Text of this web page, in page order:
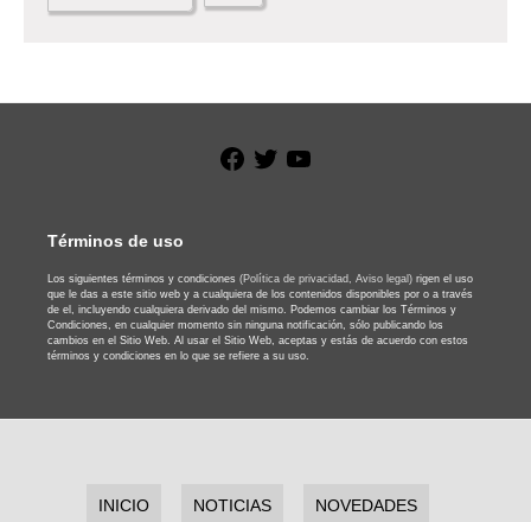
Facebook
Twitter
Términos de uso
Los siguientes términos y condiciones (Política de privacidad, Aviso legal) rigen el uso
que le das a este sitio web y a cualquiera de los contenidos disponibles por o a través
de el, incluyendo cualquiera derivado del mismo. Podemos cambiar los Términos y
Condiciones, en cualquier momento sin ninguna notificación, sólo publicando los
cambios en el Sitio Web. Al usar el Sitio Web, aceptas y estás de acuerdo con estos
términos y condiciones en lo que se refiere a su uso.
INICIO NOTICIAS NOVEDADES